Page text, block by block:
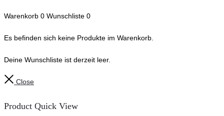
Warenkorb 0 Wunschliste 0
Es befinden sich keine Produkte im Warenkorb.
Deine Wunschliste ist derzeit leer.
Close
Product Quick View